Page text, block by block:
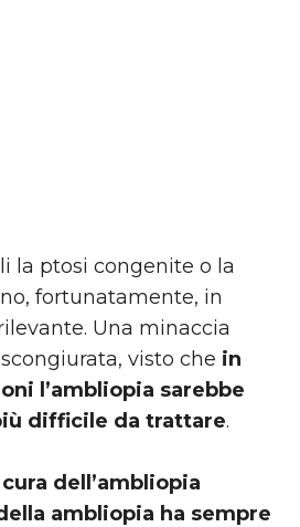
la ptosi congenite o la
fortunatamente, in
Una minaccia
visto che in
l’ambliopia sarebbe
difficile da trattare.
dell’ambliopia
ambliopia ha sempre